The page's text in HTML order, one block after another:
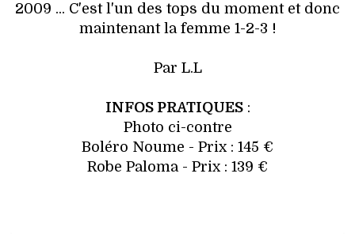
2009 ... C'est l'un des tops du moment et donc
maintenant la femme 1-2-3 !
Par L.L
INFOS PRATIQUES:
Photo ci-contre
Boléro Noume - Prix : 145 €
Robe Paloma - Prix : 139 €